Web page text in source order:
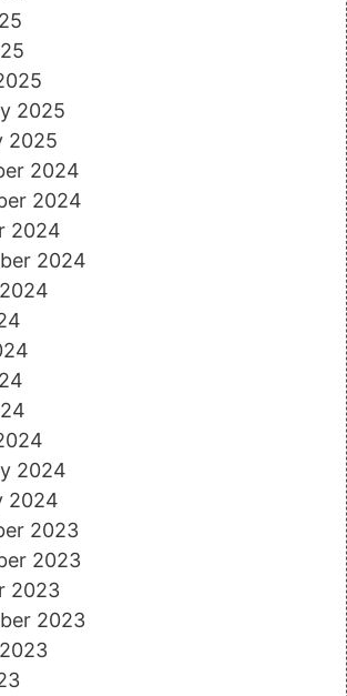
2025
2025
2024
2024
2024
2024
2024
2024
2023
2023
2023
2023